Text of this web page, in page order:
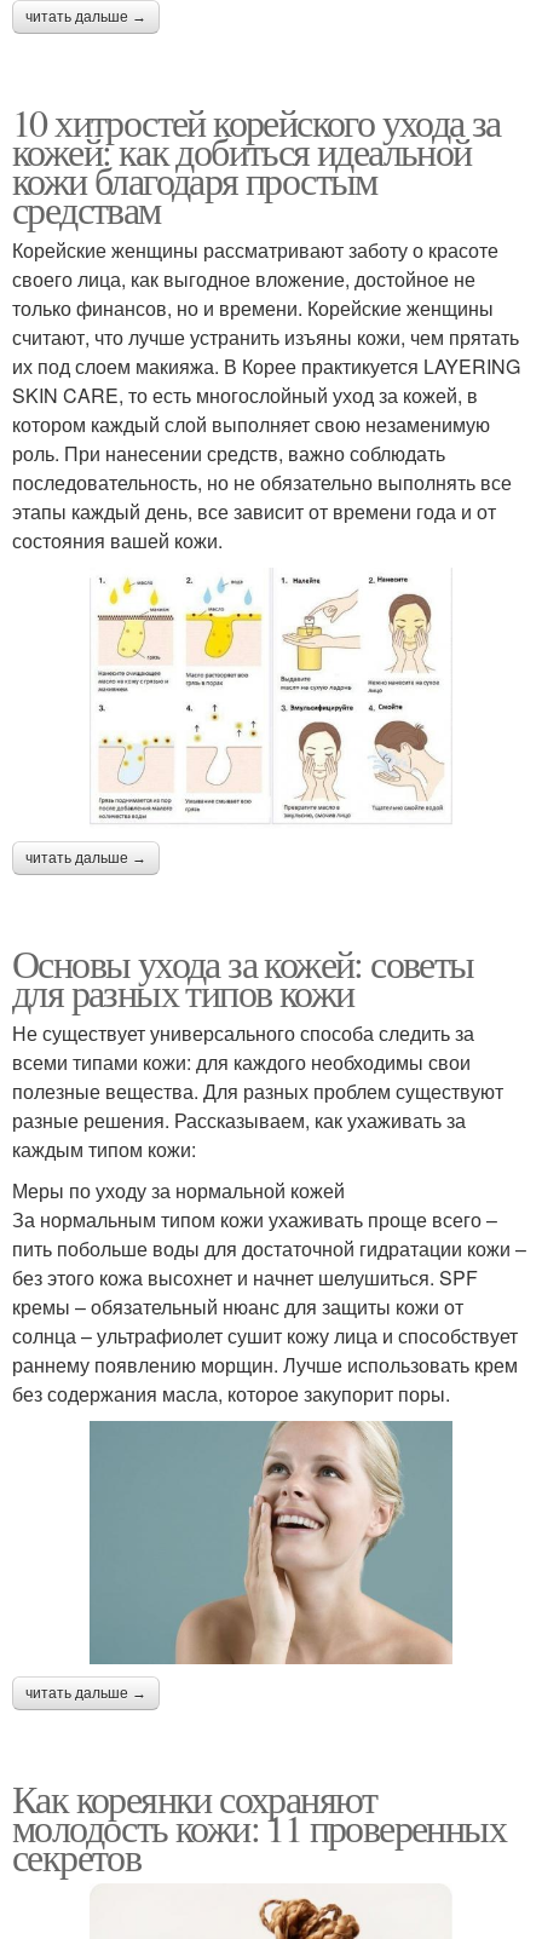
читать дальше →
10 хитростей корейского ухода за
кожей: как добиться идеальной
кожи благодаря простым
средствам
Корейские женщины рассматривают заботу о красоте
своего лица, как выгодное вложение, достойное не
только финансов, но и времени. Корейские женщины
считают, что лучше устранить изъяны кожи, чем прятать
их под слоем макияжа. В Корее практикуется LAYERING
SKIN CARE, то есть многослойный уход за кожей, в
котором каждый слой выполняет свою незаменимую
роль. При нанесении средств, важно соблюдать
последовательность, но не обязательно выполнять все
этапы каждый день, все зависит от времени года и от
состояния вашей кожи.
читать дальше →
Основы ухода за кожей: советы
для разных типов кожи
Не существует универсального способа следить за
всеми типами кожи: для каждого необходимы свои
полезные вещества. Для разных проблем существуют
разные решения. Рассказываем, как ухаживать за
каждым типом кожи:
Меры по уходу за нормальной кожей
За нормальным типом кожи ухаживать проще всего –
пить побольше воды для достаточной гидратации кожи –
без этого кожа высохнет и начнет шелушиться. SPF
кремы – обязательный нюанс для защиты кожи от
солнца – ультрафиолет сушит кожу лица и способствует
раннему появлению морщин. Лучше использовать крем
без содержания масла, которое закупорит поры.
читать дальше →
Как кореянки сохраняют
молодость кожи: 11 проверенных
секретов